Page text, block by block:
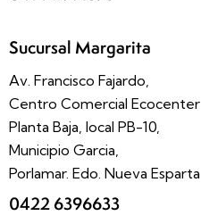
Sucursal Margarita
Av. Francisco Fajardo,
Centro Comercial Ecocenter
Planta Baja, local PB-10,
Municipio Garcia,
Porlamar. Edo. Nueva Esparta
0422 6396633